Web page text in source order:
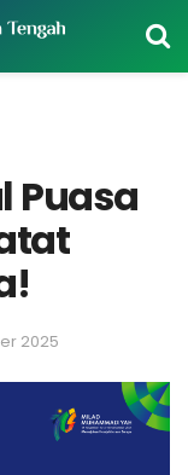
Puasa
2025